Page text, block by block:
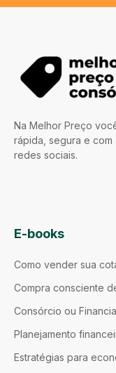
Na Melhor Preço
rápida, segura e com
redes sociais.
E-books
Como vender sua
Compra consciente
Consórcio ou
Planejamento
Estratégias para